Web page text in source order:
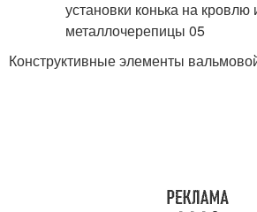
Конструктивные элементы